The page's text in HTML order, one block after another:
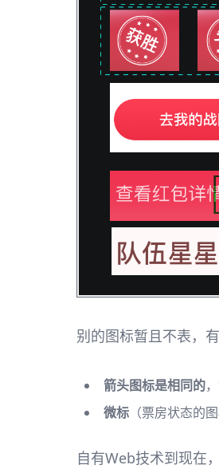
别的图标暂且不表，
箭头图标是相同的
微标（票房状态的
自有Web技术到现在，